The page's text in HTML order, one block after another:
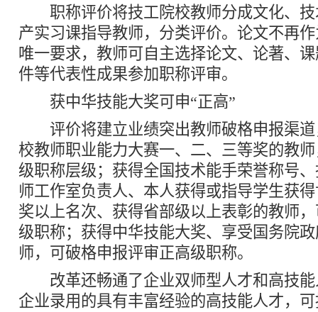
职称评价将技工院校教师分成文化、技
产实习课指导教师，分类评价。论文不再
唯一要求，教师可自主选择论文、论著、
件等代表性成果参加职称评审。
获中华技能大奖可申“正高”
评价将建立业绩突出教师破格申报渠道
校教师职业能力大赛一、二、三等奖的教
级职称层级；获得全国技术能手荣誉称号
师工作室负责人、本人获得或指导学生获
奖以上名次、获得省部级以上表彰的教师
级职称；获得中华技能大奖、享受国务院
师，可破格申报评审正高级职称。
改革还畅通了企业双师型人才和高技能
企业录用的具有丰富经验的高技能人才，